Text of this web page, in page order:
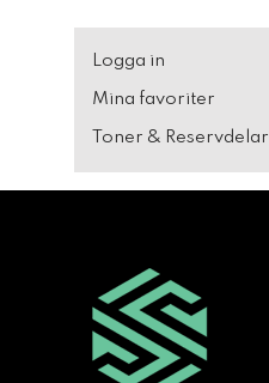
Logga in
Mina favoriter
Toner & Reservdelar